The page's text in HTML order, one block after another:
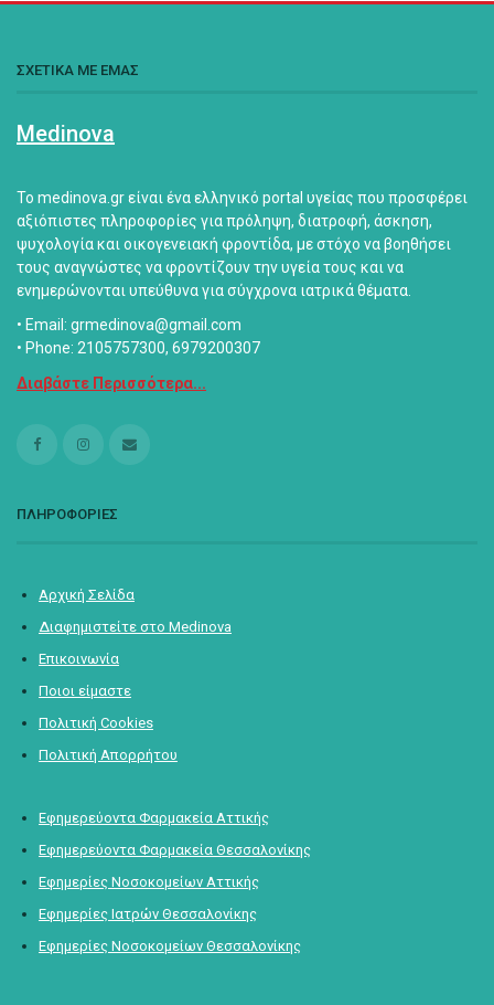
ΣΧΕΤΙΚΑ ΜΕ ΕΜΑΣ
Medinova
Το medinova.gr είναι ένα ελληνικό portal υγείας που προσφέρει
αξιόπιστες πληροφορίες για πρόληψη, διατροφή, άσκηση,
ψυχολογία και οικογενειακή φροντίδα, με στόχο να βοηθήσει
τους αναγνώστες να φροντίζουν την υγεία τους και να
ενημερώνονται υπεύθυνα για σύγχρονα ιατρικά θέματα.
• Email: grmedinova@gmail.com
• Phone: 2105757300, 6979200307
Διαβάστε Περισσότερα...
ΠΛΗΡΟΦΟΡΙΕΣ
Αρχική Σελίδα
Διαφημιστείτε στο Medinova
Επικοινωνία
Ποιοι είμαστε
Πολιτική Cookies
Πολιτική Απορρήτου
Εφημερεύοντα Φαρμακεία Αττικής
Εφημερεύοντα Φαρμακεία Θεσσαλονίκης
Εφημερίες Νοσοκομείων Αττικής
Εφημερίες Ιατρών Θεσσαλονίκης
Εφημερίες Νοσοκομείων Θεσσαλονίκης